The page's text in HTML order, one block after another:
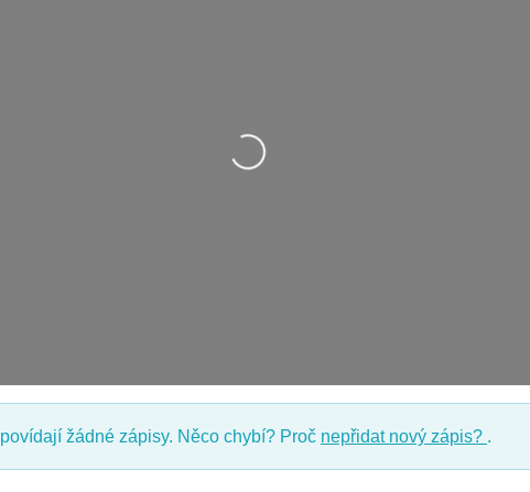
Nahrávání….
žádné zápisy. Něco chybí? Proč nepřidat nový zápis? .